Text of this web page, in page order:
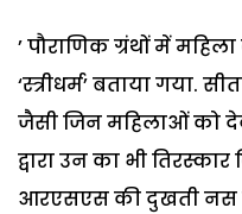
’ पौराणिक ग्रंथों में
‘स्त्रीधर्म’ बताया गया.
जैसी जिन महिलाओं को
द्वारा उन का भी
आरएसएस की दुखती नस